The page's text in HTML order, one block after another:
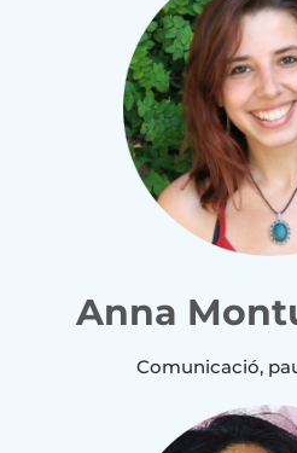
Anna
Comunicació,